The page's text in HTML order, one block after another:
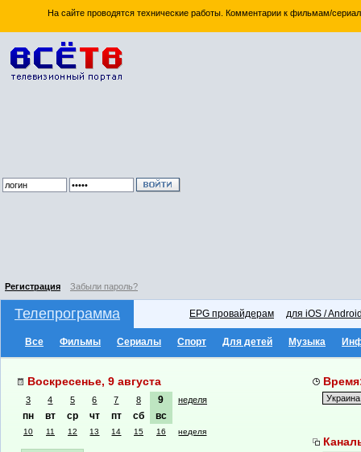
На сайте проводятся технические работы. Комментарии к фильмам/
Регистрация Забыли пароль?
Телепрограмма EPG провайдерам для iOS /
Все Фильмы Сериалы Спорт Для детей Музыка
Воскресенье, 9 августа
3 4 5 6 7 8 9 неделя
пн вт ср чт пт сб вс
10 11 12 13 14 15 16 неделя